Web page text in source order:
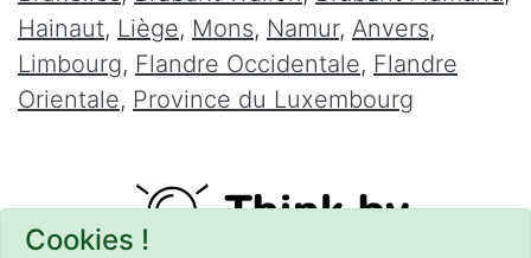
Cookies !
Hainaut, Liège, Mons, Namur, Anvers,
Limbourg, Flandre Occidentale, Flandre
Orientale, Province du Luxembourg